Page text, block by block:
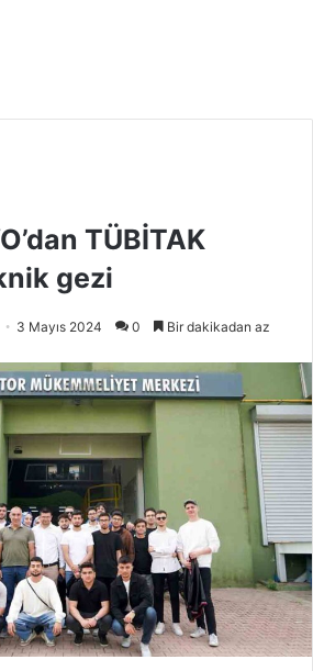
TÜBİTAK
gezi
3 Mayıs 2024 0 Bir dakikadan az